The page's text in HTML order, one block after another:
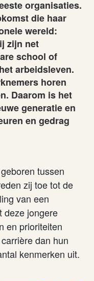
organisaties.
die haar
wereld:
zijn net
school of
arbeidsleven.
horen
Daarom is het
generatie en
en gedrag
tussen
zij toe tot de
van een
deze jongere
en prioriteiten
dan hun
kenmerken uit.